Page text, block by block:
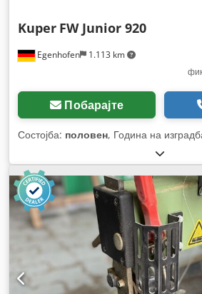
Egenhofen 1.113 km
Kuper FW Junior 920
Побарајте
Состојба: половен, Година на